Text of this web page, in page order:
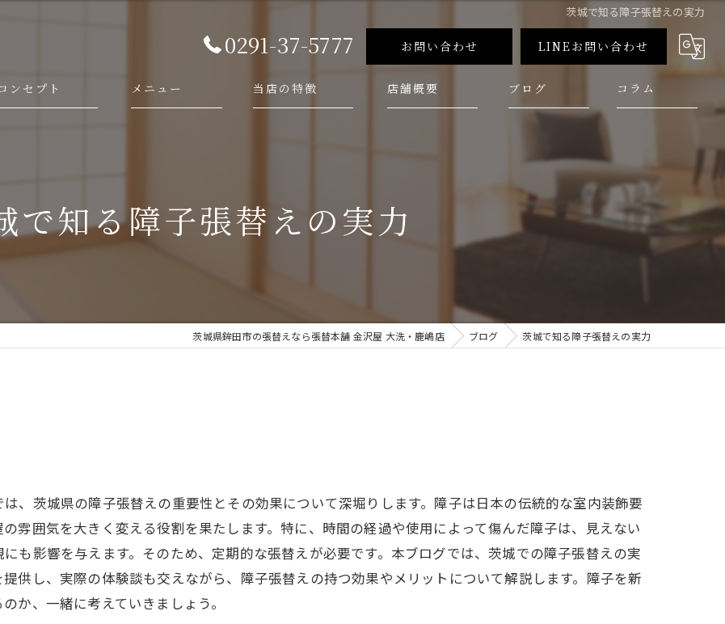
茨城で知る障子張替えの実力
0291-37-5777 お問い合わせ LINEお問い合わせ
ンセプト メニュー 当店の特徴
畳
店舗概要 ブログ コラム
で知る障子張替えの実力
茨城県鉾田市の張替えなら張替本舗 金沢屋 大洗・鹿嶋店 ブログ 茨城で知る障子張替えの実力
、茨城県の障子張替えの重要性とその効果について深堀りします。障子は日本の伝統的な室内装飾要
雰囲気を大きく変える役割を果たします。特に、時間の経過や使用によって傷んだ障子は、見えない
も影響を与えます。そのため、定期的な張替えが必要です。本ブログでは、茨城での障子張替えの実
供し、実際の体験談も交えながら、障子張替えの持つ効果やメリットについて解説します。障子を新
か、一緒に考えていきましょう。